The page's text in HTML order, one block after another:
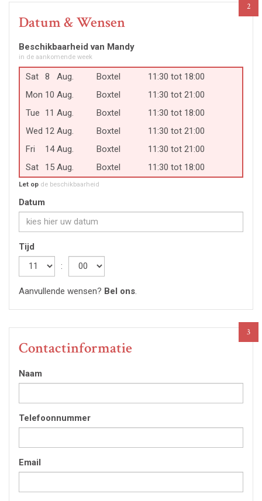
2
Datum & Wensen
Beschikbaarheid van Mandy
in de aankomende week
Sat 8 Aug. Boxtel
11:30 tot 18:00
Mon 10 Aug. Boxtel
11:30 tot 21:00
Tue
11 Aug. Boxtel
11:30 tot 18:00
Wed 12 Aug. Boxtel
11:30 tot 21:00
Fri
14Aug. Boxtel
11:30 tot 21:00
Sat
15 Aug. Boxtel 11:30 tot 18:00
Let op de beschikbaarheid
Datum
Tijd
Hour
:
Aanvullende wensen? Bel ons
3
Contactinformatie
Naam
Telefoonnummer
Email